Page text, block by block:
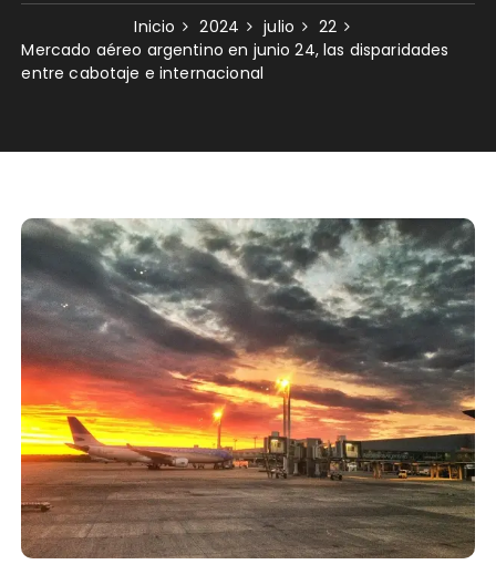
Inicio 2024 julio
22
Mercado aéreo argentino en junio 24, las disparidades
entre cabotaje e internacional